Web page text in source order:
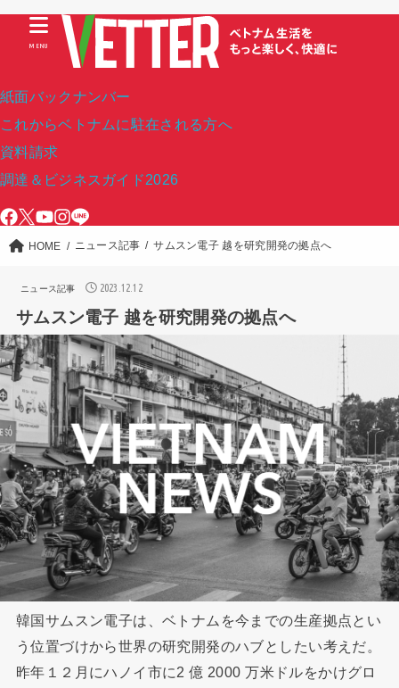
紙面バックナンバー
これからベトナムに駐在される方へ
資料請求
調達＆ビジネスガイド2026
MENU
HOME ニュース記事 サムスン電子 越を研究開発の拠点へ
ニュース記事 2023.12.12
サムスン電子 越を研究開発の拠点へ
韓国サムスン電子は、ベトナムを今までの生産拠点とい
う位置づけから世界の研究開発のハブとしたい考えだ。
昨年１２月にハノイ市に2 億 2000 万米ドルをかけグロ